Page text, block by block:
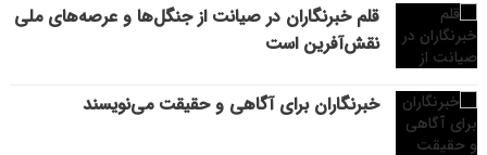
قلم خبرنگاران در صیانت از جنگل‌ها و عرصه‌های ملی
نقش‌آفرین است
خبرنگاران برای آگاهی و حقیقت می‌نویسند